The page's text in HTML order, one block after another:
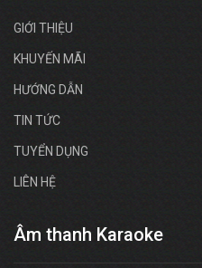
GIỚI THIỆU
KHUYẾN MÃI
HƯỚNG DẪN
TIN TỨC
TUYỂN DỤNG
LIÊN HỆ
Âm thanh Karaoke